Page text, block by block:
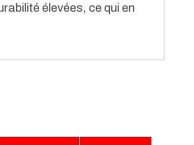
élevées, ce qui en